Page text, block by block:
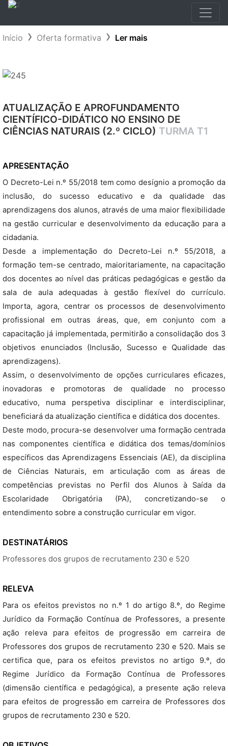
Início Oferta formativa Ler mais
ATUALIZAÇÃO E APROFUNDAMENTO
CIENTÍFICO-DIDÁTICO NO ENSINO DE
CIÊNCIAS NATURAIS (2.º CICLO) TURMA T1
APRESENTAÇÃO
O Decreto-Lei n.º 55/2018 tem como desígnio a promoção da
inclusão, do sucesso educativo e da qualidade das
aprendizagens dos alunos, através de uma maior flexibilidade
na gestão curricular e desenvolvimento da educação para a
cidadania.
Desde a implementação do Decreto-Lei n.º 55/2018, a
formação tem-se centrado, maioritariamente, na capacitação
dos docentes ao nível das práticas pedagógicas e gestão da
sala de aula adequadas à gestão flexível do currículo.
Importa, agora, centrar os processos de desenvolvimento
profissional em outras áreas, que, em conjunto com a
capacitação já implementada, permitirão a consolidação dos 3
objetivos enunciados (Inclusão, Sucesso e Qualidade das
aprendizagens).
Assim, o desenvolvimento de opções curriculares eficazes,
inovadoras e promotoras de qualidade no processo
educativo, numa perspetiva disciplinar e interdisciplinar,
beneficiará da atualização científica e didática dos docentes.
Deste modo, procura-se desenvolver uma formação centrada
nas componentes científica e didática dos temas/domínios
específicos das Aprendizagens Essenciais (AE), da disciplina
de Ciências Naturais, em articulação com as áreas de
competências previstas no Perfil dos Alunos à Saída da
Escolaridade Obrigatória (PA), concretizando-se o
entendimento sobre a construção curricular em vigor.
DESTINATÁRIOS
Professores dos grupos de recrutamento 230 e 520
RELEVA
Para os efeitos previstos no n.º 1 do artigo 8.º, do Regime
Jurídico da Formação Contínua de Professores, a presente
ação releva para efeitos de progressão em carreira de
Professores dos grupos de recrutamento 230 e 520. Mais se
certifica que, para os efeitos previstos no artigo 9.º, do
Regime Jurídico da Formação Contínua de Professores
(dimensão científica e pedagógica), a presente ação releva
para efeitos de progressão em carreira de Professores dos
grupos de recrutamento 230 e 520.